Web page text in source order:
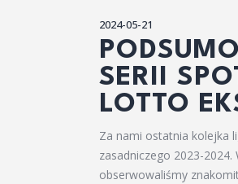
2024-05-21
SERII
LOTTO
Za nami ostatnia kolejka
zasadniczego 2023-2024.
obserwowaliśmy